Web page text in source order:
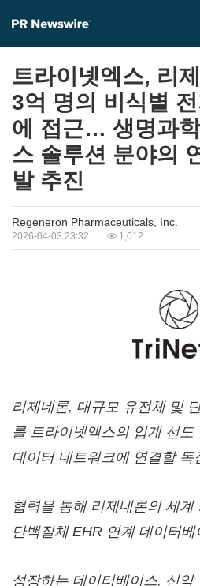
트라이넷엑스, 리
3억 명의 비식별
에 접근… 생명과
스 솔루션 분야의
발 추진
Regeneron Pharmaceuticals, Inc.
2026-04-03 23:32 1,012
리제네론, 대규모 유전체 및
를 트라이넷엑스의 업계 선
데이터 네트워크에 연결할 독
협력을 통해 리제네론의 세
단백질체 EHR 연계 데이터
성장하는 데이터베이스, 신